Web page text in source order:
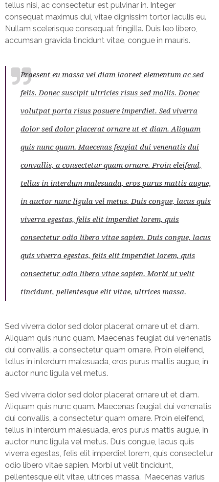
tellus nisi, ac consectetur est pulvinar in. Integer
consequat maximus dui, vitae dignissim tortor iaculis eu.
Nullam scelerisque consequat fringilla. Duis leo libero,
accumsan gravida tincidunt vitae, congue in mauris.
Praesent eu massa vel diam laoreet elementum ac sed
felis. Donec suscipit ultricies risus sed mollis. Donec
volutpat porta risus posuere imperdiet. Sed viverra
dolor sed dolor placerat ornare ut et diam. Aliquam
quis nunc quam. Maecenas feugiat dui venenatis dui
convallis, a consectetur quam ornare. Proin eleifend,
tellus in interdum malesuada, eros purus mattis augue,
in auctor nunc ligula vel metus. Duis congue, lacus quis
viverra egestas, felis elit imperdiet lorem, quis
consectetur odio libero vitae sapien. Duis congue, lacus
quis viverra egestas, felis elit imperdiet lorem, quis
consectetur odio libero vitae sapien. Morbi ut velit
tincidunt, pellentesque elit vitae, ultrices massa.
Sed viverra dolor sed dolor placerat ornare ut et diam.
Aliquam quis nunc quam. Maecenas feugiat dui venenatis
dui convallis, a consectetur quam ornare. Proin eleifend,
tellus in interdum malesuada, eros purus mattis augue, in
auctor nunc ligula vel metus.
Sed viverra dolor sed dolor placerat ornare ut et diam.
Aliquam quis nunc quam. Maecenas feugiat dui venenatis
dui convallis, a consectetur quam ornare. Proin eleifend,
tellus in interdum malesuada, eros purus mattis augue, in
auctor nunc ligula vel metus. Duis congue, lacus quis
viverra egestas, felis elit imperdiet lorem, quis consectetur
odio libero vitae sapien. Morbi ut velit tincidunt,
pellentesque elit vitae, ultrices massa. Maecenas varius